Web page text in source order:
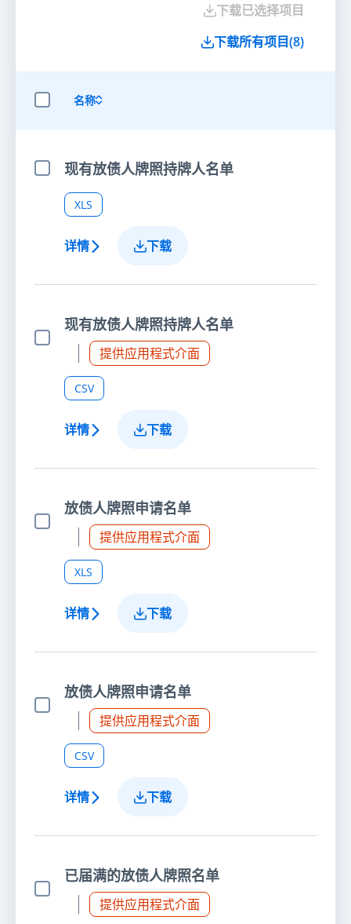
下载已选择项目
下载所有项目(8)
名称
选择项目现有放债人牌照持牌人名单
XLS
详情 下载
选择项目
现有放债人牌照持牌人名单
提供应用程式介面
CSV
详情 下载
选择项目
放债人牌照申请名单
提供应用程式介面
XLS
详情 下载
选择项目
放债人牌照申请名单
提供应用程式介面
CSV
详情 下载
选择项目
已届满的放债人牌照名单
提供应用程式介面